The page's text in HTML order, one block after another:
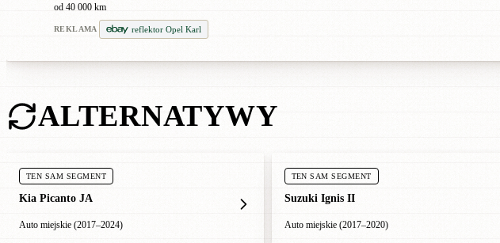
od 40 000 km
REKLAMA reflektor Opel Karl
ALTERNATYWY
TEN SAM SEGMENT
Kia Picanto JA
Auto miejskie (2017–2024)
TEN SAM SEGMENT
Suzuki Ignis II
Auto miejskie (2017–2020)